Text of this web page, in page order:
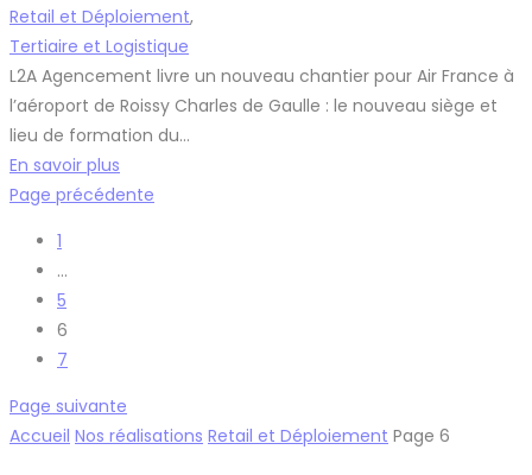
Retail et Déploiement,
Tertiaire et Logistique
L2A Agencement livre un nouveau chantier pour Air France à
l’aéroport de Roissy Charles de Gaulle : le nouveau siège et
lieu de formation du…
En savoir plus
Page précédente
1
…
5
6
7
Page suivante
Accueil Nos réalisations Retail et Déploiement Page 6